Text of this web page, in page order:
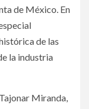
de México. En
de las
la industria
Miranda,